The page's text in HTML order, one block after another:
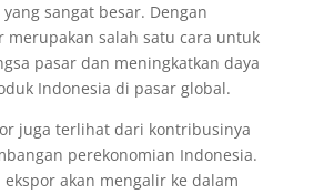
sangat besar. Dengan
merupakan salah satu cara untuk
pasar dan meningkatkan daya
Indonesia di pasar global.
juga terlihat dari kontribusinya
perekonomian Indonesia.
akan mengalir ke dalam